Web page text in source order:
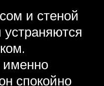
и стеной
именно
спокойно